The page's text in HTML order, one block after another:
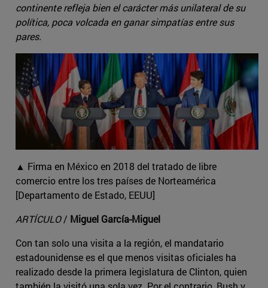
continente refleja bien el carácter más unilateral de su
política, poca volcada en ganar simpatías entre sus
pares.
▲ Firma en México en 2018 del tratado de libre
comercio entre los tres países de Norteamérica
[Departamento de Estado, EEUU]
ARTÍCULO/ Miguel García-Miguel
Con tan solo una visita a la región, el mandatario
estadounidense es el que menos visitas oficiales ha
realizado desde la primera legislatura de Clinton, quien